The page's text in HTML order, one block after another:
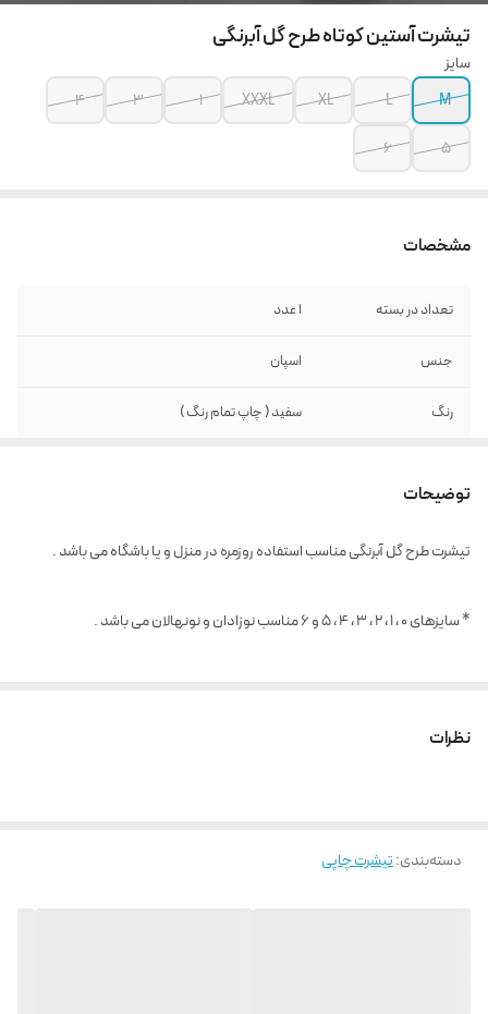
تیشرت آستین کوتاه طرح گل آبرنگی
سایز
M
L
XL
XXXL
1
3
4
5
6
مشخصات
تعداد در بسته 1 عدد
جنس اسپان
رنگ سفید ( چاپ تمام رنگ )
توضیحات
تیشرت طرح گل آبرنگی مناسب استفاده روزمره در منزل و یا باشگاه می باشد .
* سایزهای 0 ، 1 ، 2 ، 3 ، 4 ، 5 و 6 مناسب نوزادان و نونهالان می باشد .
نظرات
دسته‌بندی:تیشرت چاپی